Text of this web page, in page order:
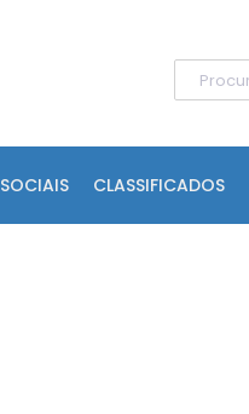
SOCIAIS CLASSIFICADOS